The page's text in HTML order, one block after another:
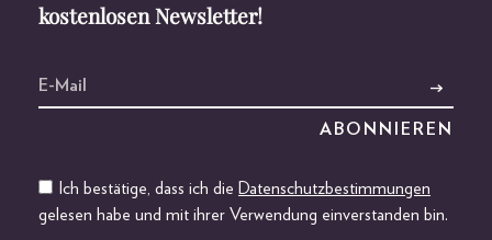
kostenlosen Newsletter!
Ich bestätige, dass ich die Datenschutzbestimmungen
gelesen habe und mit ihrer Verwendung einverstanden bin.